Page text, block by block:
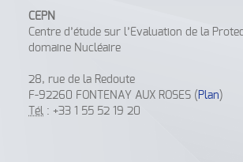
CEPN
Centre d’étude sur l’Evaluation de la
domaine Nucléaire
28, rue de la Redoute
F-92260 FONTENAY AUX ROSES ( Plan )
Tél : +33 1 55 52 19 20